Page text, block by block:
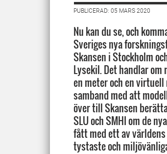
PUBLICERAD: 05 MARS 2020
Nu kan du se, och
Sveriges nya
Skansen i Stockholm
Lysekil. Det handlar om
en meter och en
samband med att
över till Skansen
SLU och SMHI om de
fått med ett av
tystaste och